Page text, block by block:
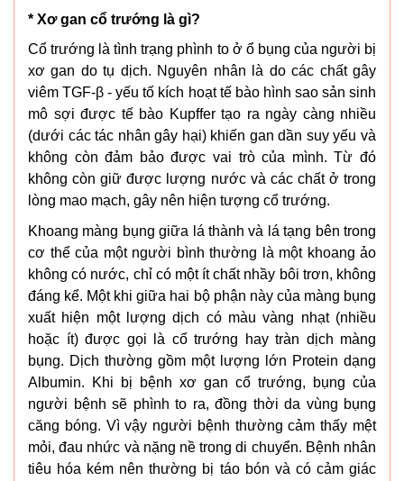
* Xơ gan cổ trướng là gì?
Cổ trướng là tình trạng phình to ở ổ bụng của người bị
xơ gan do tụ dịch. Nguyên nhân là do các chất gây
viêm TGF-β - yếu tố kích hoạt tế bào hình sao sản sinh
mô sợi được tế bào Kupffer tạo ra ngày càng nhiều
(dưới các tác nhân gây hại) khiến gan dần suy yếu và
không còn đảm bảo được vai trò của mình. Từ đó
không còn giữ được lượng nước và các chất ở trong
lòng mao mạch, gây nên hiện tượng cổ trướng.
Khoang màng bụng giữa lá thành và lá tạng bên trong
cơ thể của một người bình thường là một khoang ảo
không có nước, chỉ có một ít chất nhầy bôi trơn, không
đáng kể. Một khi giữa hai bộ phận này của màng bụng
xuất hiện một lượng dịch có màu vàng nhạt (nhiều
hoặc ít) được gọi là cổ trướng hay tràn dịch màng
bụng. Dịch thường gồm một lượng lớn Protein dạng
Albumin. Khi bị bệnh xơ gan cổ trướng, bụng của
người bệnh sẽ phình to ra, đồng thời da vùng bụng
căng bóng. Vì vậy người bệnh thường cảm thấy mệt
mỏi, đau nhức và nặng nề trong di chuyển. Bệnh nhân
tiêu hóa kém nên thường bị táo bón và có cảm giác